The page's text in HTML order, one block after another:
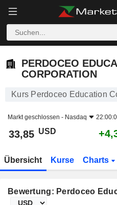
PERDOCEO
CORPORATION
Kurs Perdoceo Education
Markt geschlossen - Nasdaq
33,85 USD
Übersicht Kurse Charts
Bewertung: Perdoceo